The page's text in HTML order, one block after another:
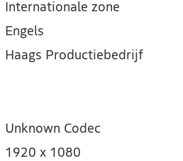
Internationale zone
Engels
Haags Productiebedrijf
Unknown Codec
1920 x 1080